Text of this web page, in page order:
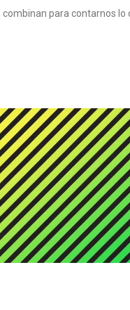
combinan para contarnos